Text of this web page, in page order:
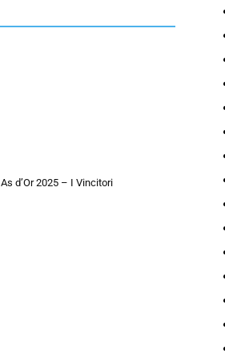
As d’Or 2025 – I Vincitori